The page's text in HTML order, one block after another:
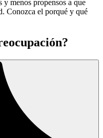
y menos propensos a que
Conozca el porqué y qué